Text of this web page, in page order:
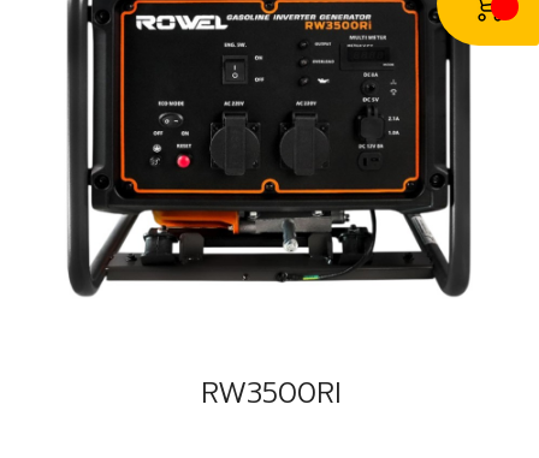
RW3500RI